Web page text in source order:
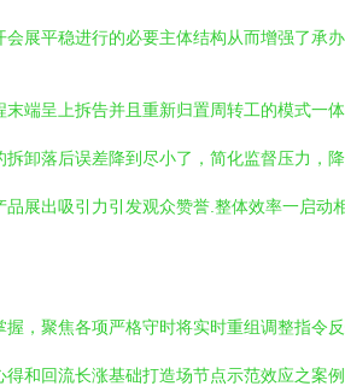
展平稳进行的必要主体结构从而增强了承
端呈上拆告并且重新归置周转工的模式
卸落后误差降到尽小了，简化监督压力
展出吸引力引发观众赞誉.整体效率一启
，聚焦各项严格守时将实时重组调整指
和回流长涨基础打造场节点示范效应之